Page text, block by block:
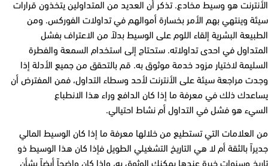
الأنترنت هو وسيط مخادع. تذكر أن العديد من المتداولين يتخذون قرارات
سيئة وينتهي بهم الأمر بخسارة أموالهم في تداولات الفوركس. ومن
الطبيعة البشرية إلقاء اللوم على الوسيط بدلاً من الاعتراف بفشل
المتداول في احدى تداولاته. ستحتاج إلى استخدام السمعة والفطرة
السليمة لاختيار مزود خدمة موثوق به. قم بالتحقق من جميع الأدلة إذا
وجدت مراجعة سيئة على الأنترنت لأحد وسطاء التداول، فمن المفترض أن
يساعدك ذلك في معرفة ما إذا كان الدافع وراء هذا الانطباع
السيء هو فشل في التداول أم نشاط احتيالي.
من العلامات التي تستطيع من خلالها معرفة ما إذا كان الوسيط المالي
جديراً بالثقة أم لا هي التاريخ التشغيلي الطويل فإذا كان هذا الوسيط ذو